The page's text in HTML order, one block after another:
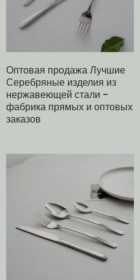
Оптовая продажа Лучшие
Серебряные изделия из
нержавеющей стали -
фабрика прямых и оптовых
заказов